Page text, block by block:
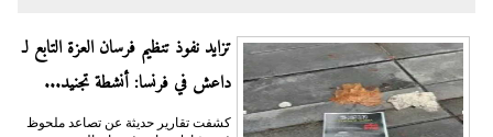
تزايد نفوذ تنظيم فرسان العزة التابع لـ
داعش في فرنسا: أنشطة تجنيد...
كشفت تقارير حديثة عن تصاعد ملحوظ